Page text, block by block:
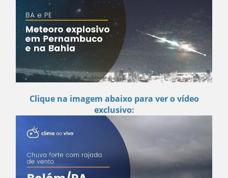
Clique na imagem abaixo para ver o vídeo
exclusivo: